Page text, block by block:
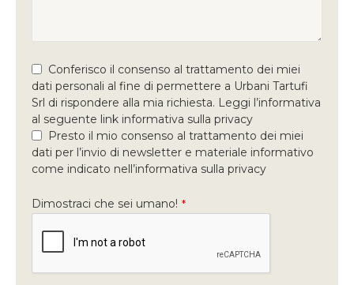
Conferisco il consenso al trattamento dei miei
dati personali al fine di permettere a Urbani Tartufi
Srl di rispondere alla mia richiesta. Leggi l’informativa
al seguente link informativa sulla privacy
Presto il mio consenso al trattamento dei miei
dati per l’invio di newsletter e materiale informativo
come indicato nell’informativa sulla privacy
Dimostraci che sei umano! *